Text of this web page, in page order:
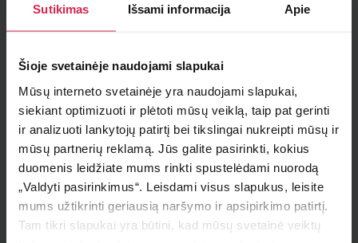
Sutikimas Išsami informacija Apie
Šioje svetainėje naudojami slapukai
Mūsų interneto svetainėje yra naudojami slapukai,
siekiant optimizuoti ir plėtoti mūsų veiklą, taip pat gerinti
ir analizuoti lankytojų patirtį bei tikslingai nukreipti mūsų ir
mūsų partnerių reklamą. Jūs galite pasirinkti, kokius
duomenis leidžiate mums rinkti spustelėdami nuorodą
„Valdyti pasirinkimus“. Leisdami visus slapukus, leisite
mums užtikrinti geriausią naršymo ir apsipirkimo patirtį.
Tam tikri slapukai yra būtini, kad mūsų svetainė veiktų
Į krepšelį
Pakuotės informacija 1 vnt.
Teirautis apie prekę
Radai pigiau ?
Pristatymo sąlygos